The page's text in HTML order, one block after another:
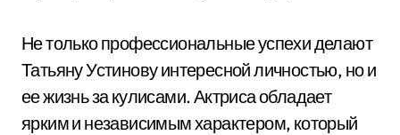
Не только профессиональные успехи делают
Татьяну Устинову интересной личностью, но и
ее жизнь за кулисами. Актриса обладает
ярким и независимым характером, который